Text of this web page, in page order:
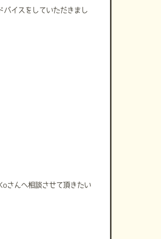
バイスをしていただきまし
さんへ相談させて頂きたい